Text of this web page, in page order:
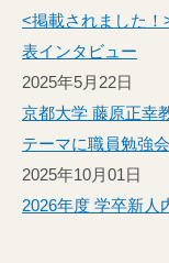
<掲載されました
表インタビュー
2025年5月22日
京都大学 藤原正幸
テーマに職員勉強
2025年10月01日
2026年度 学卒新人